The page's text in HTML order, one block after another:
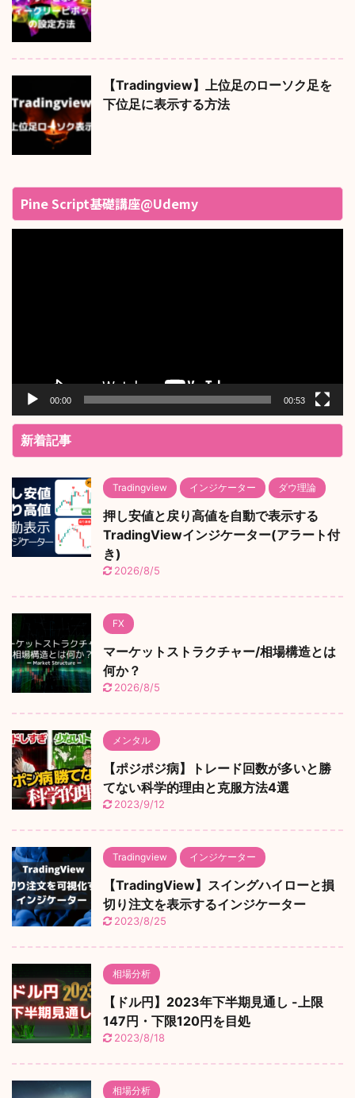
【Tradingview】上位足のローソク足を
下位足に表示する方法
Pine Script基礎講座@Udemy
00:00 00:53
新着記事
Tradingview インジケーター ダウ理論
押し安値と戻り高値を自動で表示する
TradingViewインジケーター(アラート付
き)
2026/8/5
FX
マーケットストラクチャー/相場構造とは
何か？
2026/8/5
メンタル
【ポジポジ病】トレード回数が多いと勝
てない科学的理由と克服方法4選
2023/9/12
Tradingview インジケーター
【TradingView】スイングハイローと損
切り注文を表示するインジケーター
2023/8/25
相場分析
【ドル円】2023年下半期見通し -上限
147円・下限120円を目処
2023/8/18
相場分析